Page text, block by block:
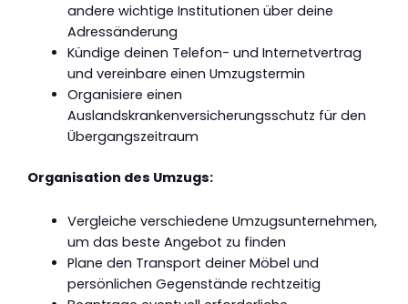
andere wichtige Institutionen über deine
Adressänderung
Kündige deinen Telefon- und Internetvertrag
und vereinbare einen Umzugstermin
Organisiere einen
Auslandskrankenversicherungsschutz für den
Übergangszeitraum
Organisation des Umzugs:
Vergleiche verschiedene Umzugsunternehmen,
um das beste Angebot zu finden
Plane den Transport deiner Möbel und
persönlichen Gegenstände rechtzeitig